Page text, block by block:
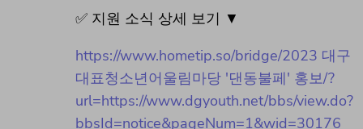
✅ 지원 소식 상세 보기 ▼
https://www.hometip.so/bridge/2023 대구
대표청소년어울림마당 '댄동불페' 홍보/?
url=https://www.dgyouth.net/bbs/view.do?
bbsId=notice&pageNum=1&wid=30176